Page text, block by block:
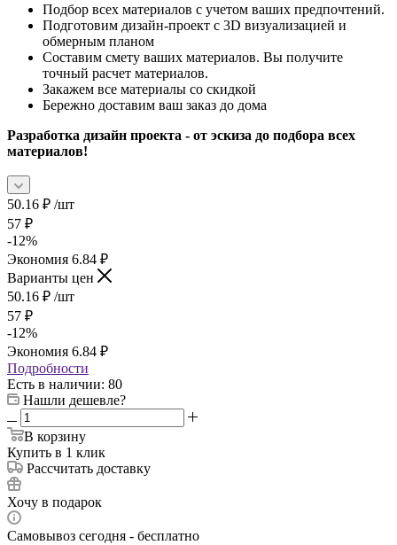
Подбор всех материалов с учетом ваших предпочтений.
Подготовим дизайн-проект с 3D визуализацией и
обмерным планом
Составим смету ваших материалов. Вы получите
точный расчет материалов.
Закажем все материалы со скидкой
Бережно доставим ваш заказ до дома
Разработка дизайн проекта - от эскиза до подбора всех
материалов!
50.16 ₽ /шт
57 ₽
-12%
Экономия 6.84 ₽
Варианты цен
50.16 ₽ /шт
57 ₽
-12%
Экономия 6.84 ₽
Подробности
Есть в наличии: 80
Нашли дешевле?
В корзину
Купить в 1 клик
Рассчитать доставку
Хочу в подарок
Самовывоз сегодня - бесплатно